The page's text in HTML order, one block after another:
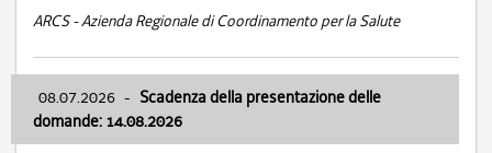
ARCS - Azienda Regionale di Coordinamento per la Salute
08.07.2026 - Scadenza della presentazione delle
domande: 14.08.2026